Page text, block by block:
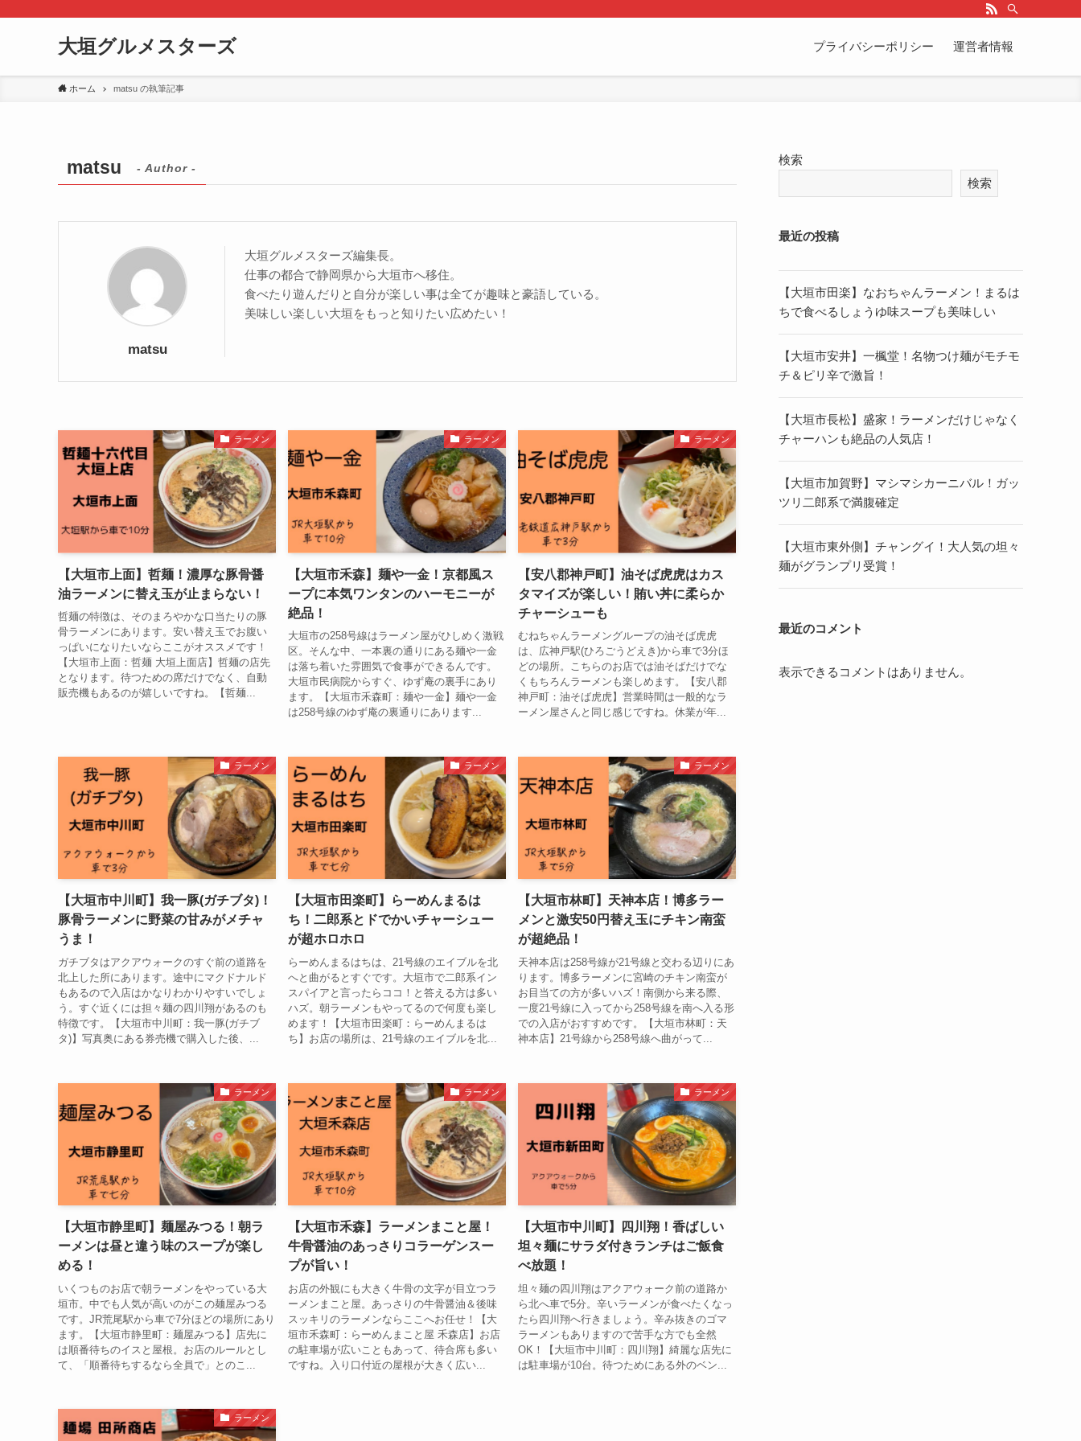
大垣グルメスターズ プライバシーポリシー 運営者情報
ホーム matsu の執筆記事
matsu - Author -
matsu
大垣グルメスターズ編集長。
仕事の都合で静岡県から大垣市へ移住。
食べたり遊んだりと自分が楽しい事は全てが趣味と豪語している。
美味しい楽しい大垣をもっと知りたい広めたい！
ラーメン
【大垣市上面】哲麺！濃厚な豚骨醤
油ラーメンに替え玉が止まらない！
哲麺の特徴は、そのまろやかな口当たりの豚
骨ラーメンにあります。安い替え玉でお腹い
っぱいになりたいならここがオススメです！
【大垣市上面：哲麺 大垣上面店】哲麺の店先
となります。待つための席だけでなく、自動
販売機もあるのが嬉しいですね。【哲麺...
ラーメン
【大垣市禾森】麺や一金！京都風ス
ープに本気ワンタンのハーモニーが
絶品！
大垣市の258号線はラーメン屋がひしめく激戦
区。そんな中、一本裏の通りにある麺や一金
は落ち着いた雰囲気で食事ができるんです。
大垣市民病院からすぐ、ゆず庵の裏手にあり
ます。【大垣市禾森町：麺や一金】麺や一金
は258号線のゆず庵の裏通りにあります...
ラーメン
【安八郡神戸町】油そば虎虎はカス
タマイズが楽しい！賄い丼に柔らか
チャーシューも
むねちゃんラーメングループの油そば虎虎
は、広神戸駅(ひろごうどえき)から車で3分ほ
どの場所。こちらのお店では油そばだけでな
くもちろんラーメンも楽しめます。【安八郡
神戸町：油そば虎虎】営業時間は一般的なラ
ーメン屋さんと同じ感じですね。休業が年...
ラーメン
【大垣市中川町】我一豚(ガチブタ)！
豚骨ラーメンに野菜の甘みがメチャ
うま！
ガチブタはアクアウォークのすぐ前の道路を
北上した所にあります。途中にマクドナルド
もあるので入店はかなりわかりやすいでしょ
う。すぐ近くには担々麺の四川翔があるのも
特徴です。【大垣市中川町：我一豚(ガチブ
タ)】写真奥にある券売機で購入した後、...
ラーメン
【大垣市田楽町】らーめんまるは
ち！二郎系とドでかいチャーシュー
が超ホロホロ
らーめんまるはちは、21号線のエイブルを北
へと曲がるとすぐです。大垣市で二郎系イン
スパイアと言ったらココ！と答える方は多い
ハズ。朝ラーメンもやってるので何度も楽し
めます！【大垣市田楽町：らーめんまるは
ち】お店の場所は、21号線のエイブルを北...
ラーメン
【大垣市林町】天神本店！博多ラー
メンと激安50円替え玉にチキン南蛮
が超絶品！
天神本店は258号線が21号線と交わる辺りにあ
ります。博多ラーメンに宮崎のチキン南蛮が
お目当ての方が多いハズ！南側から来る際、
一度21号線に入ってから258号線を南へ入る形
での入店がおすすめです。【大垣市林町：天
神本店】21号線から258号線へ曲がって...
ラーメン
【大垣市静里町】麺屋みつる！朝ラ
ーメンは昼と違う味のスープが楽し
める！
いくつものお店で朝ラーメンをやっている大
垣市。中でも人気が高いのがこの麺屋みつる
です。JR荒尾駅から車で7分ほどの場所にあり
ます。【大垣市静里町：麺屋みつる】店先に
は順番待ちのイスと屋根。お店のルールとし
て、「順番待ちするなら全員で」とのこ...
ラーメン
【大垣市禾森】ラーメンまこと屋！
牛骨醤油のあっさりコラーゲンスー
プが旨い！
お店の外観にも大きく牛骨の文字が目立つラ
ーメンまこと屋。あっさりの牛骨醤油＆後味
スッキリのラーメンならここへお任せ！【大
垣市禾森町：らーめんまこと屋 禾森店】お店
の駐車場が広いこともあって、待合席も多い
ですね。入り口付近の屋根が大きく広い...
ラーメン
【大垣市中川町】四川翔！香ばしい
坦々麺にサラダ付きランチはご飯食
べ放題！
坦々麺の四川翔はアクアウォーク前の道路か
ら北へ車で5分。辛いラーメンが食べたくなっ
たら四川翔へ行きましょう。辛み抜きのゴマ
ラーメンもありますので苦手な方でも全然
OK！【大垣市中川町：四川翔】綺麗な店先に
は駐車場が10台。待つためにある外のベン...
ラーメン
検索
検索
最近の投稿
【大垣市田楽】なおちゃんラーメン！まるは
ちで食べるしょうゆ味スープも美味しい
【大垣市安井】一楓堂！名物つけ麺がモチモ
チ＆ピリ辛で激旨！
【大垣市長松】盛家！ラーメンだけじゃなく
チャーハンも絶品の人気店！
【大垣市加賀野】マシマシカーニバル！ガッ
ツリ二郎系で満腹確定
【大垣市東外側】チャングイ！大人気の坦々
麺がグランプリ受賞！
最近のコメント
表示できるコメントはありません。